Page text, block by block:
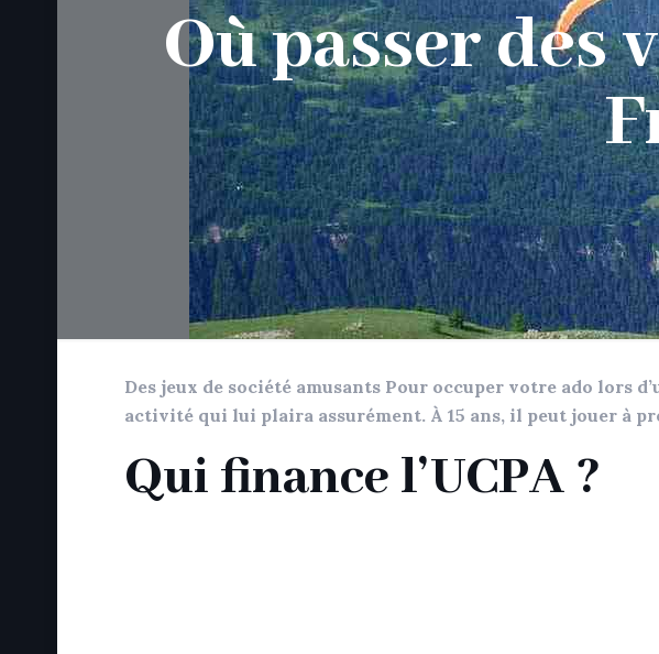
Où passer des
Des jeux de société amusants Pour occuper votre ado lors
activité qui lui plaira assurément. À 15 ans, il peut jouer à
Qui finance l’UCPA ?